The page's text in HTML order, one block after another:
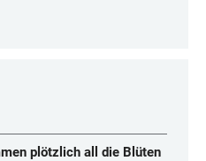
plötzlich all die Blüten